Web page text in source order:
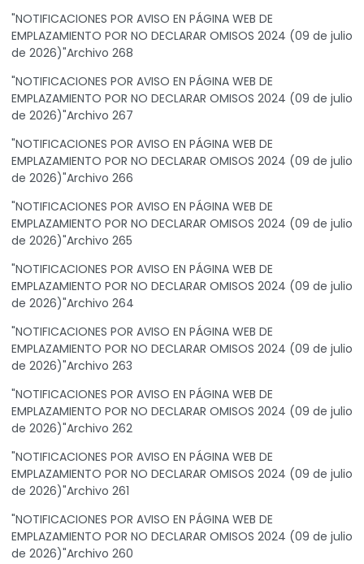
"NOTIFICACIONES POR AVISO EN PÁGINA WEB DE
EMPLAZAMIENTO POR NO DECLARAR OMISOS 2024 (09 de julio
de 2026)"Archivo 268
"NOTIFICACIONES POR AVISO EN PÁGINA WEB DE
EMPLAZAMIENTO POR NO DECLARAR OMISOS 2024 (09 de julio
de 2026)"Archivo 267
"NOTIFICACIONES POR AVISO EN PÁGINA WEB DE
EMPLAZAMIENTO POR NO DECLARAR OMISOS 2024 (09 de julio
de 2026)"Archivo 266
"NOTIFICACIONES POR AVISO EN PÁGINA WEB DE
EMPLAZAMIENTO POR NO DECLARAR OMISOS 2024 (09 de julio
de 2026)"Archivo 265
"NOTIFICACIONES POR AVISO EN PÁGINA WEB DE
EMPLAZAMIENTO POR NO DECLARAR OMISOS 2024 (09 de julio
de 2026)"Archivo 264
"NOTIFICACIONES POR AVISO EN PÁGINA WEB DE
EMPLAZAMIENTO POR NO DECLARAR OMISOS 2024 (09 de julio
de 2026)"Archivo 263
"NOTIFICACIONES POR AVISO EN PÁGINA WEB DE
EMPLAZAMIENTO POR NO DECLARAR OMISOS 2024 (09 de julio
de 2026)"Archivo 262
"NOTIFICACIONES POR AVISO EN PÁGINA WEB DE
EMPLAZAMIENTO POR NO DECLARAR OMISOS 2024 (09 de julio
de 2026)"Archivo 261
"NOTIFICACIONES POR AVISO EN PÁGINA WEB DE
EMPLAZAMIENTO POR NO DECLARAR OMISOS 2024 (09 de julio
de 2026)"Archivo 260